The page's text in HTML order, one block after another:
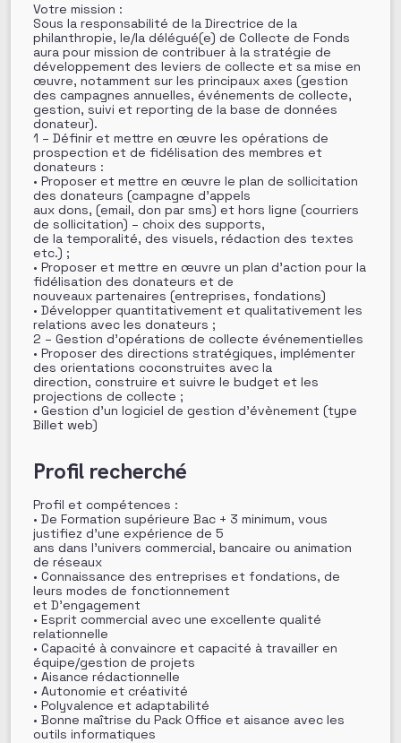
Votre mission :
Sous la responsabilité de la Directrice de la
philanthropie, le/la délégué(e) de Collecte de Fonds
aura pour mission de contribuer à la stratégie de
développement des leviers de collecte et sa mise en
œuvre, notamment sur les principaux axes (gestion
des campagnes annuelles, événements de collecte,
gestion, suivi et reporting de la base de données
donateur).
1 – Définir et mettre en œuvre les opérations de
prospection et de fidélisation des membres et
donateurs :
• Proposer et mettre en œuvre le plan de sollicitation
des donateurs (campagne d’appels
aux dons, (email, don par sms) et hors ligne (courriers
de sollicitation) – choix des supports,
de la temporalité, des visuels, rédaction des textes
etc.) ;
• Proposer et mettre en œuvre un plan d’action pour la
fidélisation des donateurs et de
nouveaux partenaires (entreprises, fondations)
• Développer quantitativement et qualitativement les
relations avec les donateurs ;
2 – Gestion d’opérations de collecte événementielles
• Proposer des directions stratégiques, implémenter
des orientations coconstruites avec la
direction, construire et suivre le budget et les
projections de collecte ;
• Gestion d’un logiciel de gestion d’évènement (type
Billet web)
Profil recherché
Profil et compétences :
• De Formation supérieure Bac + 3 minimum, vous
justifiez d’une expérience de 5
ans dans l’univers commercial, bancaire ou animation
de réseaux
• Connaissance des entreprises et fondations, de
leurs modes de fonctionnement
et D’engagement
• Esprit commercial avec une excellente qualité
relationnelle
• Capacité à convaincre et capacité à travailler en
équipe/gestion de projets
• Aisance rédactionnelle
• Autonomie et créativité
• Polyvalence et adaptabilité
• Bonne maîtrise du Pack Office et aisance avec les
outils informatiques